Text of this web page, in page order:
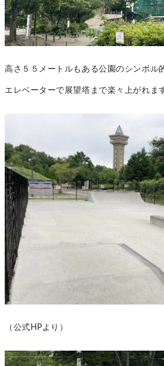
高さ５５メートルもある公園のシンボル
エレベーターで展望塔まで楽々上がれま
（公式HPより）